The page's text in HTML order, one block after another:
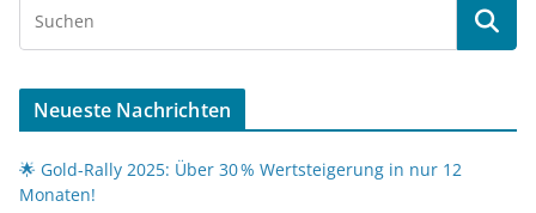
Neueste Nachrichten
🌟 Gold-Rally 2025: Über 30 % Wertsteigerung in nur 12
Monaten!